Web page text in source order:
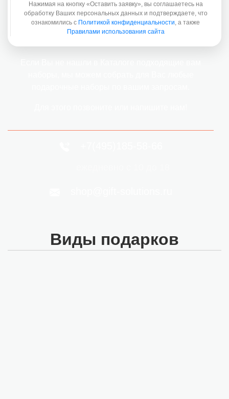
Нажимая на кнопку «Оставить заявку», вы соглашаетесь на
обработку Ваших персональных данных и подтверждаете, что
ознакомились с Политикой конфиденциальности, а также
Правилами использования сайта
Виды подарков